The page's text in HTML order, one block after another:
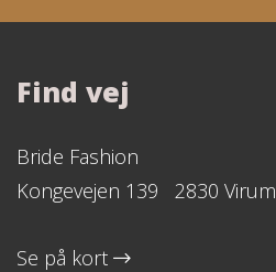
Find vej
Bride Fashion
Kongevejen 139 2830 Virum
Se på kort